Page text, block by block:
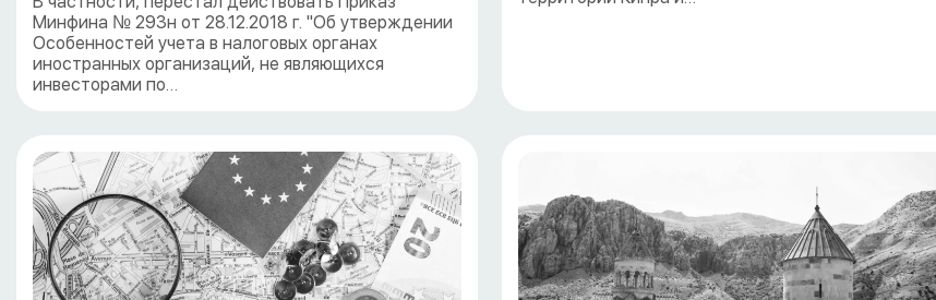
Минфина № 293н от 28.12.2018 г. "Об утверждении
Особенностей учета в налоговых органах
иностранных организаций, не являющихся
инвесторами по…